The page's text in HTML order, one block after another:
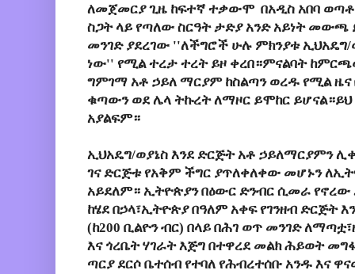
ለመጀመርያ ጊዜ ከፍተኛ ተቃውሞ በአዲስ አበባ
ስጋት ላይ የጣለው ስርዓት ታድያ አንድ አይነት
መንገድ ያደረገው ''ለችግሮች ሁሉ ምክንያቱ
ነው'' የሚል ተረታ ተረት ይዞ ቀረበ።ምናልባት
ግምገማ አቶ ኃይለ ማርያም ከስልጣን ወረዱ የሚል
ቁጣውን ወደ ሌላ ትኩረት ለማዞር ይሞከር
አያልፍም።
ኢህአዴግ/ወያኔስ እንደ ድርጅት አቶ ኃይለማርያምን
ገና ድርጅቱ የአቅም ችግር ያጥለቀለቀው መሆኑን
አይደለም። ኢትዮጵያን በዕውር ድንብር ሲመራ
ከሄደ በኃላ፣ኢትዮጵያ በዓለም አቀፍ የገንዘብ ድርጅት
(ከ200 ቢልዮን ብር) በላይ በሕገ ወጥ መንገድ
እና ጎረቤት ሃገራት እጅግ በተዋረደ መልክ ሕይወት
ጣርያ ደርሶ ቤተሰብ የተባለ የሕብረተሰቡ አንዱ እና